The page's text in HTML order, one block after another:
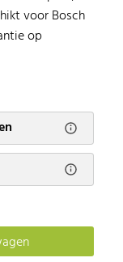
voor Bosch
op